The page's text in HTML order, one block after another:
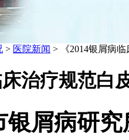
> 医院新闻 > 《2014银屑病
床治疗规范
银屑病研究